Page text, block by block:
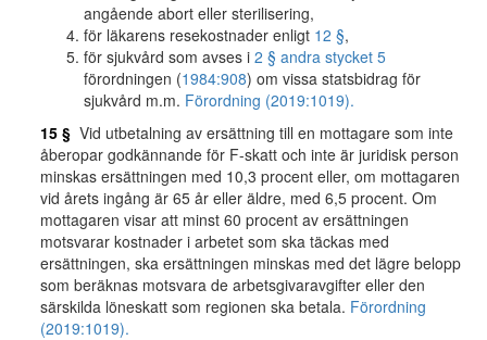
angående abort eller sterilisering,
för läkarens resekostnader enligt 12 §,
för sjukvård som avses i 2 § andra stycket 5
förordningen (1984:908) om vissa statsbidrag för
sjukvård m.m. Förordning (2019:1019).
15 § Vid utbetalning av ersättning till en mottagare som inte
åberopar godkännande för F-skatt och inte är juridisk person
minskas ersättningen med 10,3 procent eller, om mottagaren
vid årets ingång är 65 år eller äldre, med 6,5 procent. Om
mottagaren visar att minst 60 procent av ersättningen
motsvarar kostnader i arbetet som ska täckas med
ersättningen, ska ersättningen minskas med det lägre belopp
som beräknas motsvara de arbetsgivaravgifter eller den
särskilda löneskatt som regionen ska betala. Förordning
(2019:1019).